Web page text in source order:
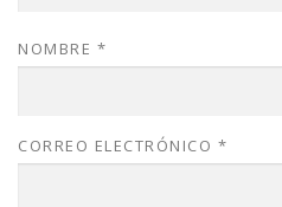
NOMBRE *
CORREO ELECTRÓNICO *